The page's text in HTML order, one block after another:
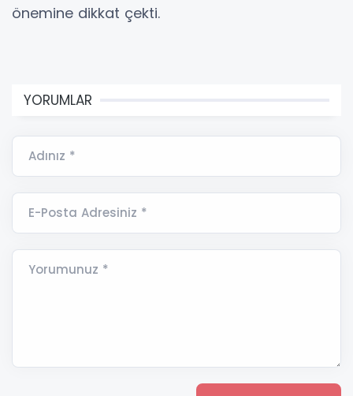
önemine dikkat çekti.
YORUMLAR
Adınız *
E-Posta Adresiniz *
Yorumunuz *